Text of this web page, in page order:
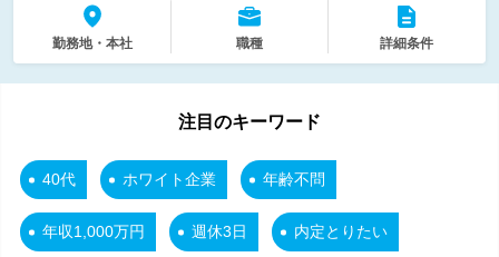
勤務地・本社 職種 詳細条件
注目のキーワード
40代 ホワイト企業 年齢不問
年収1,000万円 週休3日 内定とりたい